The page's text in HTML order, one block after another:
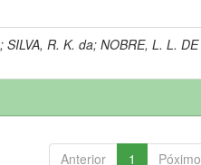
;SILVA, R. K. da;NOBRE, L. L. DE
Anterior 1 Póximo